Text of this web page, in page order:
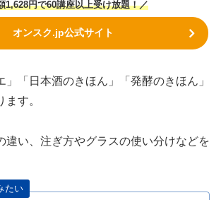
1,628円で60講座以上受け放題！／
オンスク.jp公式サイト
」「日本酒のきほん」「発酵のきほん」
す。
違い、注ぎ方やグラスの使い分けなどを